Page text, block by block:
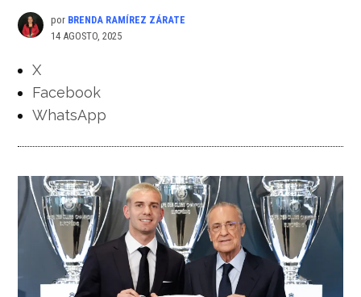
por BRENDA RAMÍREZ ZÁRATE
14 AGOSTO, 2025
X
Facebook
WhatsApp